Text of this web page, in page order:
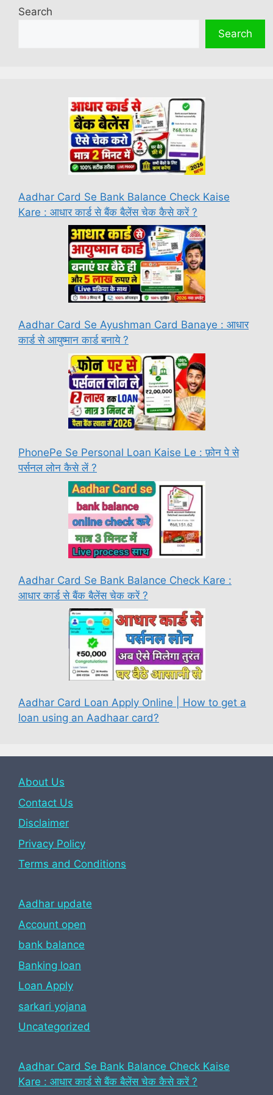
Search
Search
Aadhar Card Se Bank Balance Check Kaise
Kare : आधार कार्ड से बैंक बैलेंस चेक कैसे करें ?
Aadhar Card Se Ayushman Card Banaye : आधार
कार्ड से आयुष्मान कार्ड बनाये ?
PhonePe Se Personal Loan Kaise Le : फ़ोन पे से
पर्सनल लोन कैसे लें ?
Aadhar Card Se Bank Balance Check Kare :
आधार कार्ड से बैंक बैलेंस चेक करें ?
Aadhar Card Loan Apply Online | How to get a
loan using an Aadhaar card?
About Us
Contact Us
Disclaimer
Privacy Policy
Terms and Conditions
Aadhar update
Account open
bank balance
Banking loan
Loan Apply
sarkari yojana
Uncategorized
Aadhar Card Se Bank Balance Check Kaise
Kare : आधार कार्ड से बैंक बैलेंस चेक कैसे करें ?